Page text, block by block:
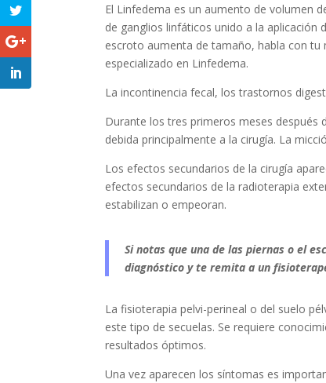
El Linfedema es un aumento de volumen
de ganglios linfáticos unido a la aplicación
escroto aumenta de tamaño, habla con
especializado en Linfedema.
La incontinencia fecal, los trastornos
Durante los tres primeros meses después
debida principalmente a la cirugía. La
Los efectos secundarios de la cirugía
efectos secundarios de la radioterapia
estabilizan o empeoran.
Si notas que una de las piernas o el
diagnóstico y te remita a un
La fisioterapia pelvi-perineal o del suelo
este tipo de secuelas. Se requiere
resultados óptimos.
Una vez aparecen los síntomas es